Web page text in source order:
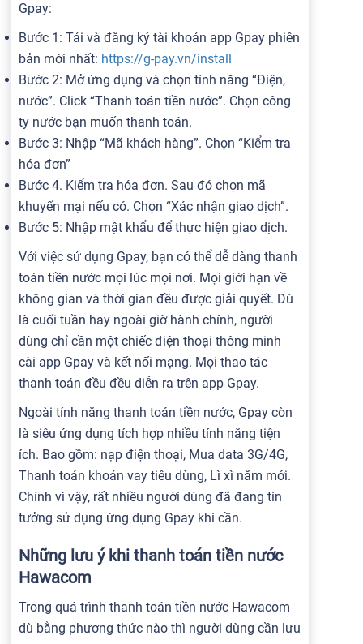
Gpay:
Bước 1: Tải và đăng ký tài khoản app Gpay phiên
bản mới nhất: https://g-pay.vn/install
Bước 2: Mở ứng dụng và chọn tính năng “Điện,
nước”. Click “Thanh toán tiền nước”. Chọn công
ty nước bạn muốn thanh toán.
Bước 3: Nhập “Mã khách hàng”. Chọn “Kiểm tra
hóa đơn”
Bước 4. Kiểm tra hóa đơn. Sau đó chọn mã
khuyến mại nếu có. Chọn “Xác nhận giao dịch”.
Bước 5: Nhập mật khẩu để thực hiện giao dịch.
Với việc sử dụng Gpay, bạn có thể dễ dàng thanh
toán tiền nước mọi lúc mọi nơi. Mọi giới hạn về
không gian và thời gian đều được giải quyết. Dù
là cuối tuần hay ngoài giờ hành chính, người
dùng chỉ cần một chiếc điện thoại thông minh
cài app Gpay và kết nối mạng. Mọi thao tác
thanh toán đều đều diễn ra trên app Gpay.
Ngoài tính năng thanh toán tiền nước, Gpay còn
là siêu ứng dụng tích hợp nhiều tính năng tiện
ích. Bao gồm: nạp điện thoại, Mua data 3G/4G,
Thanh toán khoản vay tiêu dùng, Lì xì năm mới.
Chính vì vậy, rất nhiều người dùng đã đang tin
tưởng sử dụng ứng dụng Gpay khi cần.
Những lưu ý khi thanh toán tiền nước
Hawacom
Trong quá trình thanh toán tiền nước Hawacom
dù bằng phương thức nào thì người dùng cần lưu